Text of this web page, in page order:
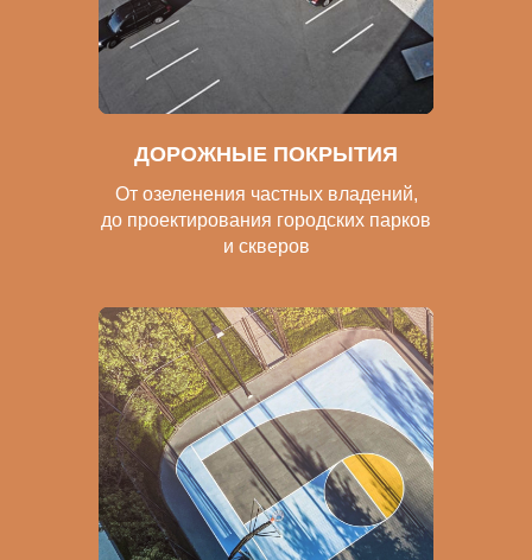
ДОРОЖНЫЕ ПОКРЫТИЯ
От озеленения частных владений,
до проектирования городских парков
и скверов